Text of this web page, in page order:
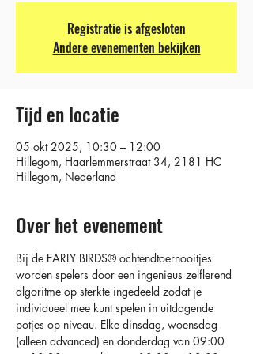
Registratie is afgesloten
Andere evenementen bekijken
Tijd en locatie
05 okt 2025, 10:30 – 12:00
Hillegom, Haarlemmerstraat 34, 2181 HC
Hillegom, Nederland
Over het evenement
Bij de EARLY BIRDS®️ ochtendtoernooitjes
worden spelers door een ingenieus zelflerend
algoritme op sterkte ingedeeld zodat je
individueel mee kunt spelen in uitdagende
potjes op niveau. Elke dinsdag, woensdag
(alleen advanced) en donderdag van 09:00